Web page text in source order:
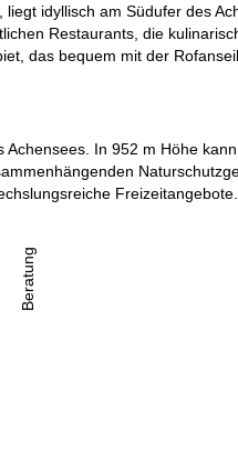
Beratung
idyllisch am Südufer des
Restaurants, die
das bequem mit der
In 952 m Höhe